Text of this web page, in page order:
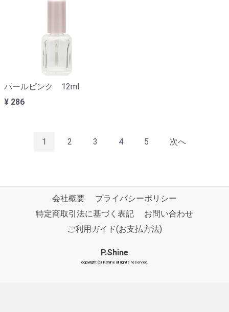
パールピンク 12ml
¥ 286
1 2 3 4 5 次へ
会社概要
プライバシーポリシー
特定商取引法に基づく表記
お問い合わせ
ご利用ガイド(お支払方法)
P.Shine
copyright (c) P.Shine all rights reserved.